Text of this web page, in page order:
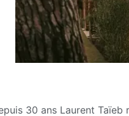
30 ans Laurent Taïeb